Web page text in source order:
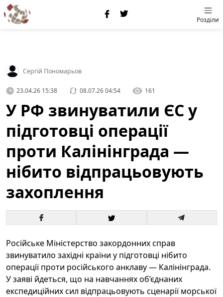
Розділи
Сергій Пономарьов
23.04.26 15:38 08.07.26 04:54 161
У РФ звинуватили ЄС у
підготовці операції
проти Калінінграда —
нібито відпрацьовують
захоплення
Російське Міністерство закордонних справ
звинуватило західні країни у підготовці нібито
операції проти російського анклаву — Калінінграда.
У заяві йдеться, що на навчаннях об’єднаних
експедиційних сил відпрацьовують сценарії морської